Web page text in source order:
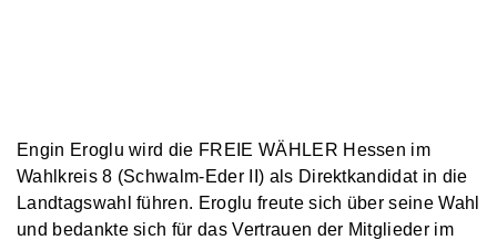
Engin Eroglu wird die FREIE WÄHLER Hessen im
Wahlkreis 8 (Schwalm-Eder II) als Direktkandidat in die
Landtagswahl führen. Eroglu freute sich über seine Wahl
und bedankte sich für das Vertrauen der Mitglieder im